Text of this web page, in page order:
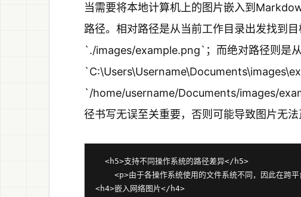
当需要将本地计算机上的图片嵌入到
路径。相对路径是从当前工作目录出发找到目
`./images/example.png`；而绝对路径则是
`/home/username/Documents/images/
径书写无误至关重要，否则可能导致图片无法
  <h5>支持不同操作系统的路径差异</h5>
<p>由于各操作系统使用的文件系统不同，因此在跨
<h4>嵌入网络图片</h4>